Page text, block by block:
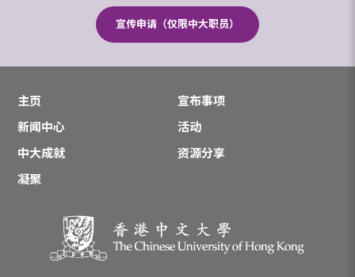
宣传申请（仅限中大职员）
主页
宣布事项
新闻中心
活动
中大成就
资源分享
凝聚